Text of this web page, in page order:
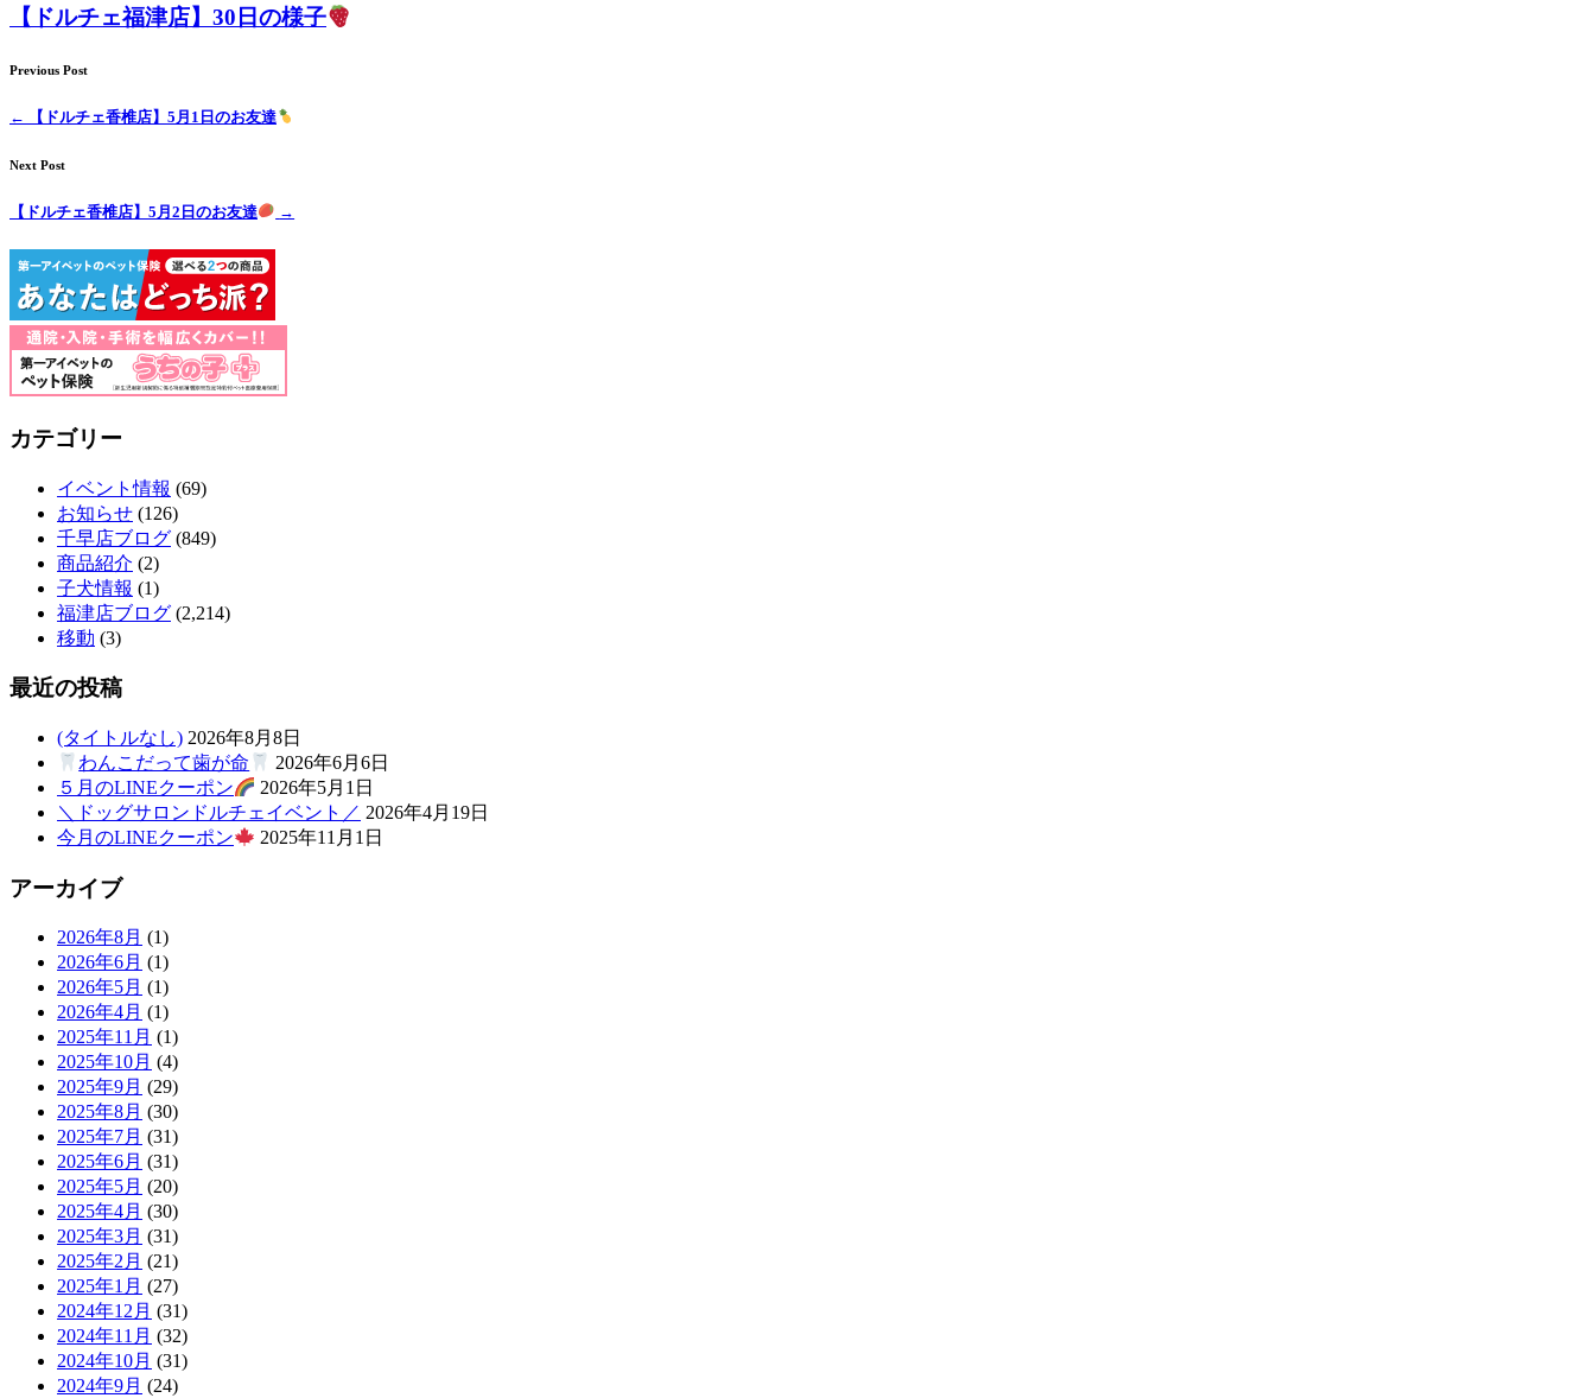
ホ
テ
ル
【ドルチェ福津店】30日の様子
Previous Post
← 【ドルチェ香椎店】5月1日のお友達
Next Post
【ドルチェ香椎店】5月2日のお友達 →
カテゴリー
イベント情報 (69)
お知らせ (126)
千早店ブログ (849)
商品紹介 (2)
子犬情報 (1)
福津店ブログ (2,214)
移動 (3)
最近の投稿
(タイトルなし) 2026年8月8日
わんこだって歯が命
2026年6月6日
５月のLINEクーポン
2026年5月1日
＼ドッグサロンドルチェイベント／ 2026年4月19日
今月のLINEクーポン
2025年11月1日
アーカイブ
2026年8月 (1)
2026年6月 (1)
2026年5月 (1)
2026年4月 (1)
2025年11月 (1)
2025年10月 (4)
2025年9月 (29)
2025年8月 (30)
2025年7月 (31)
2025年6月 (31)
2025年5月 (20)
2025年4月 (30)
2025年3月 (31)
2025年2月 (21)
2025年1月 (27)
2024年12月 (31)
2024年11月 (32)
2024年10月 (31)
2024年9月 (24)